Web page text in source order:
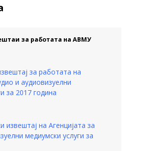
за работата на АВМУ
за работата на
и аудиовизуелни
за 2017 година
извештај на Агенцијата за
медиумски услуги за